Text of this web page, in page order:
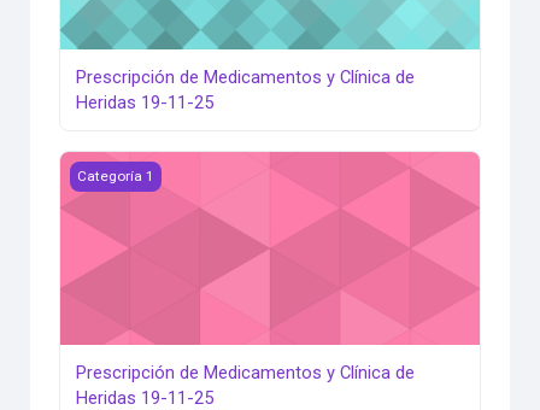
Prescripción de Medicamentos y Clínica de
Heridas 19-11-25
Prescripción de Medicamentos y Clínica de Heridas 19-11-
Categoría 1
Prescripción de Medicamentos y Clínica de
Heridas 19-11-25